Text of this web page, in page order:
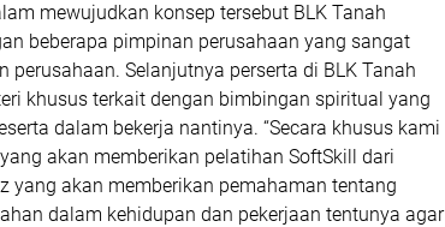
mewujudkan konsep tersebut BLK Tanah
beberapa pimpinan perusahaan yang sangat
perusahaan. Selanjutnya perserta di BLK Tanah
khusus terkait dengan bimbingan spiritual yang
dalam bekerja nantinya. “Secara khusus kami
akan memberikan pelatihan SoftSkill dari
yang akan memberikan pemahaman tentang
dalam kehidupan dan pekerjaan tentunya agar